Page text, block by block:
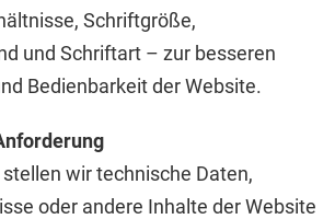
Schriftgröße,
und Schriftart – zur besseren
Bedienbarkeit der Website.
wir technische Daten,
oder andere Inhalte der Website